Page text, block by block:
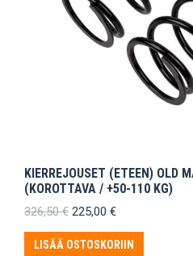
KIERREJOUSET (ETEEN) OLD
(KOROTTAVA / +50-110 KG)
326,50€ Alkuperäinen
oli:
225,00 €Nykyinen
on:
LISÄÄ OSTOSKORIIN